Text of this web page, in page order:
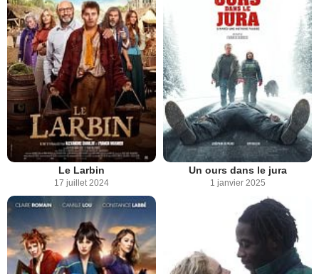
Le Larbin
17 juillet 2024
Un ours dans le jura
1 janvier 2025